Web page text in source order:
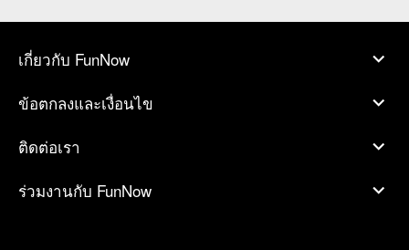
เกี่ยวกับ FunNow
ข้อตกลงและเงื่อนไข
ติดต่อเรา
ร่วมงานกับ FunNow